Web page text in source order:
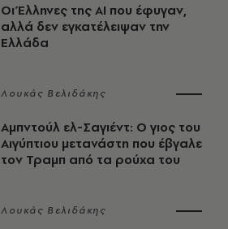
Οι Έλληνες της ΑΙ που έφυγαν,
αλλά δεν εγκατέλειψαν την
Ελλάδα
Λουκάς Βελιδάκης
Αμπντούλ ελ-Σαγιέντ: Ο γιος του
Αιγύπτιου μετανάστη που έβγαλε
τον Τραμπ από τα ρούχα του
Λουκάς Βελιδάκης